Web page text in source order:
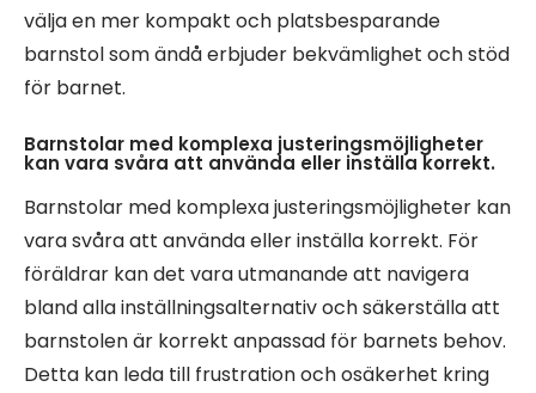
välja en mer kompakt och platsbesparande
barnstol som ändå erbjuder bekvämlighet och stöd
för barnet.
Barnstolar med komplexa justeringsmöjligheter
kan vara svåra att använda eller inställa korrekt.
Barnstolar med komplexa justeringsmöjligheter kan
vara svåra att använda eller inställa korrekt. För
föräldrar kan det vara utmanande att navigera
bland alla inställningsalternativ och säkerställa att
barnstolen är korrekt anpassad för barnets behov.
Detta kan leda till frustration och osäkerhet kring